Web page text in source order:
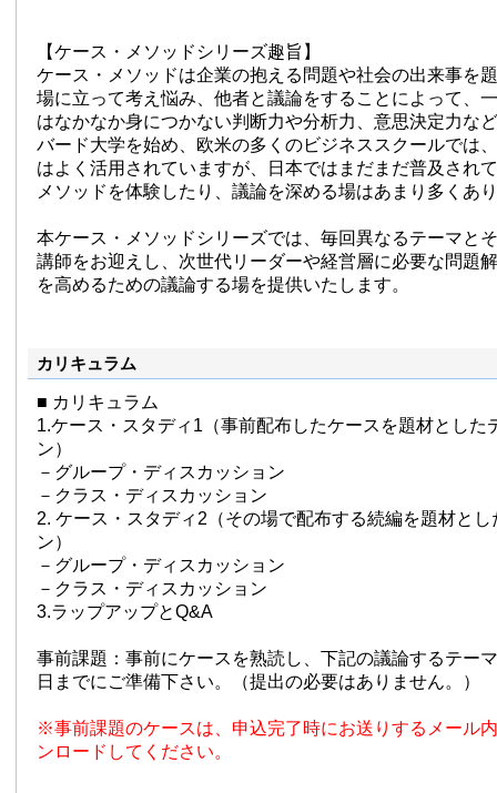
【ケース・メソッドシリーズ趣旨】
ケース・メソッドは企業の抱える問題や社会の出来事を
場に立って考え悩み、他者と議論をすることによって、
はなかなか身につかない判断力や分析力、意思決定力な
バード大学を始め、欧米の多くのビジネススクールでは
はよく活用されていますが、日本ではまだまだ普及され
メソッドを体験したり、議論を深める場はあまり多くあ
本ケース・メソッドシリーズでは、毎回異なるテーマと
講師をお迎えし、次世代リーダーや経営層に必要な問題
を高めるための議論する場を提供いたします。
カリキュラム
■ カリキュラム
1.ケース・スタディ1（事前配布したケースを題材とした
ン）
－グループ・ディスカッション
－クラス・ディスカッション
2. ケース・スタディ2（その場で配布する続編を題材と
ン）
－グループ・ディスカッション
－クラス・ディスカッション
3.ラップアップとQ&A
事前課題：事前にケースを熟読し、下記の議論するテー
日までにご準備下さい。（提出の必要はありません。）
※事前課題のケースは、申込完了時にお送りするメール
ンロードしてください。